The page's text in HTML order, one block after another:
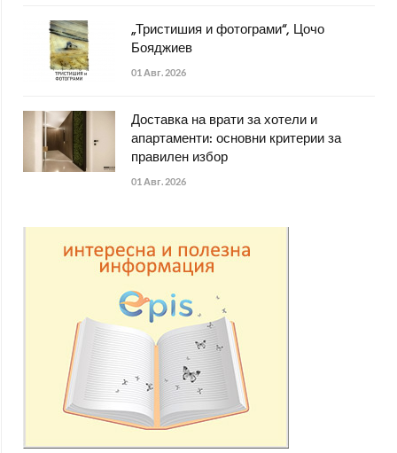
„Тристишия и фотограми“, Цочо
Бояджиев
01 Авг. 2026
Доставка на врати за хотели и
апартаменти: основни критерии за
правилен избор
01 Авг. 2026